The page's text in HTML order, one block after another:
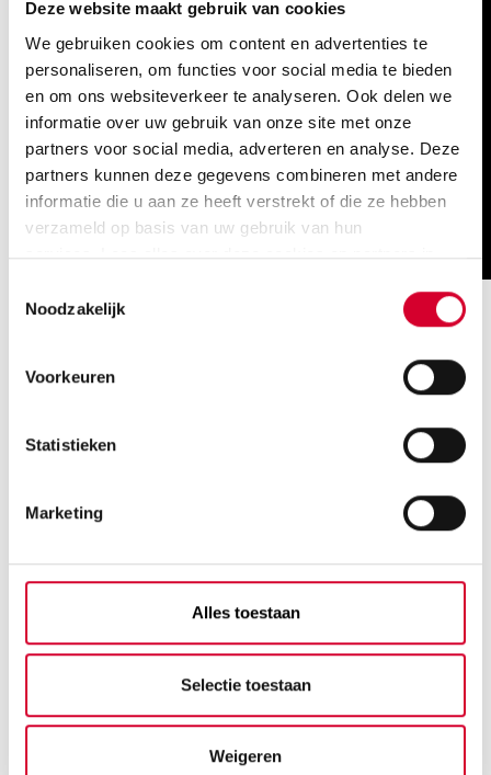
Deze website maakt gebruik van cookies
We gebruiken cookies om content en advertenties te
personaliseren, om functies voor social media te bieden
en om ons websiteverkeer te analyseren. Ook delen we
informatie over uw gebruik van onze site met onze
partners voor social media, adverteren en analyse. Deze
partners kunnen deze gegevens combineren met andere
informatie die u aan ze heeft verstrekt of die ze hebben
verzameld op basis van uw gebruik van hun
services. Lees alles over deze cookies en partners in
Noodzakelijk
Voorkeuren
Statistieken
Marketing
Alles toestaan
Selectie toestaan
Weigeren
Terra, Drenthe College & NHL Stenden
Samen uitdagingen oppakken in plaats van concurreren
past bij onze organisaties en bij het onderwijs van het
Noorden. Samenwerking in verschillende vormen en met
diverse partners. Zo zijn Terra, Drenthe College en NHL
gezamenlijke strategische agenda met als doel de
waarborgen. Dit met het oog op de positie van het groene
onderwijs in het hart van maatschappelijke vraagstukken
die het onderwijs moet oplossen door samen te werken.
In samenwerking met andere grote noordelijke mbo-
scholen Alfa-college, Noorderpoort en ROC Menso Alting